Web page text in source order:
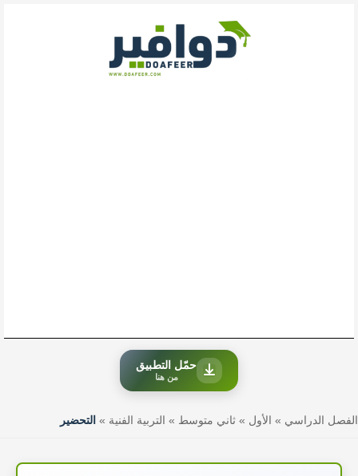
حمّل التطبيق
من هنا
الفصل الدراسي » الأول » ثاني متوسط » التربية الفنية » التحضير